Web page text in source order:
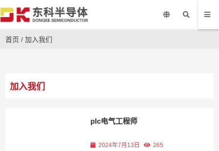
首页 /加入我们
加入我们
plc电气工程师
2024年7月13日 265